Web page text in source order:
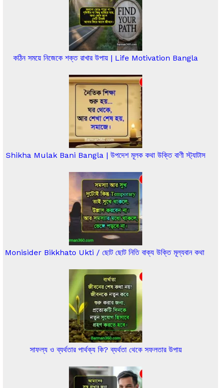
কঠিন সময়ে নিজেকে শক্ত রাখার উপায় | Life Motivation Bangla
Shikha Mulak Bani Bangla | উপদেশ মূলক কথা উক্তি বাণী স্ট্যাটাস
Monisider Bikkhato Ukti / ছোট ছোট নিতি বাক্য উক্তি মূল্যবান কথা
সাফল্য ও ব্যর্থতার পার্থক্য কি? ব্যর্থতা থেকে সফলতার উপায়